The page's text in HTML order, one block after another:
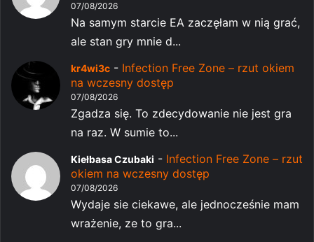
07/08/2026
Na samym starcie EA zaczęłam w nią grać,
ale stan gry mnie d...
kr4wi3c - Infection Free Zone – rzut okiem
na wczesny dostęp
07/08/2026
Zgadza się. To zdecydowanie nie jest gra
na raz. W sumie to...
Kiełbasa Czubaki - Infection Free Zone – rzut
okiem na wczesny dostęp
07/08/2026
Wydaje sie ciekawe, ale jednocześnie mam
wrażenie, ze to gra...